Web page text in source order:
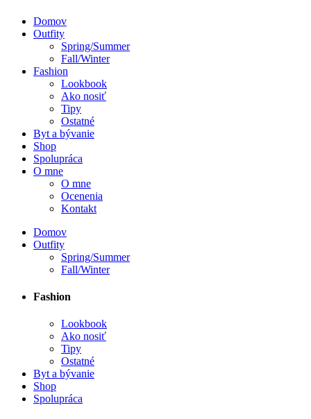
Domov
Outfity
Spring/Summer
Fall/Winter
Fashion
Lookbook
Ako nosiť
Tipy
Ostatné
Byt a bývanie
Shop
Spolupráca
O mne
O mne
Ocenenia
Kontakt
Domov
Outfity
Spring/Summer
Fall/Winter
Fashion
Lookbook
Ako nosiť
Tipy
Ostatné
Byt a bývanie
Shop
Spolupráca